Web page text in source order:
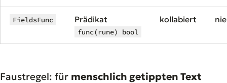
FieldsFunc Prädikat
func(rune) bool
kollabiert nie
Faustregel: für menschlich getippten Text